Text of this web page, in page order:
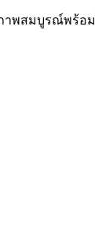
พสมบูรณ์พร้อ